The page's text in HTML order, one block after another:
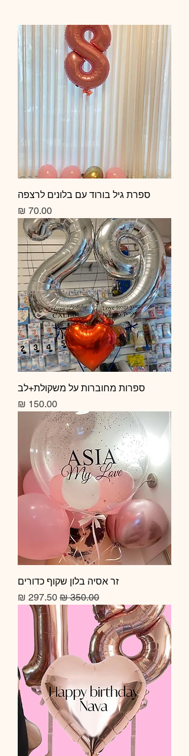
ספרת גיל בורוד עם בלונים לרצפה
מחיר
ספרות מחוברות על משקולת+לב
מחיר
זר אסיה בלון שקוף כדורים
מחיר רגיל מחיר מבצע